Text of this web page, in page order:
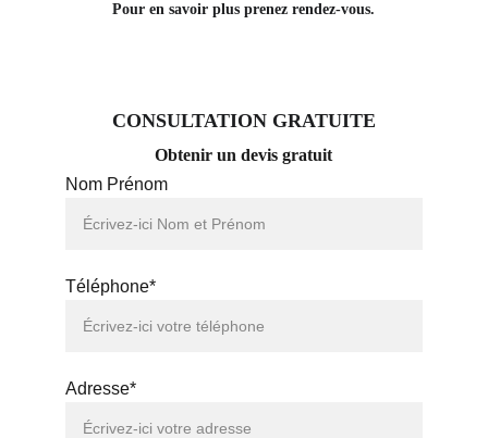
Nom Prénom
Téléphone*
Adresse*
Pour en savoir plus prenez rendez-vous.
CONSULTATION GRATUITE
Obtenir un devis gratuit